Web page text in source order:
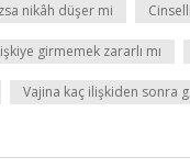
nikâh düşer mi
girmemek zararlı mı
Vajina kaç ilişkiden sonra